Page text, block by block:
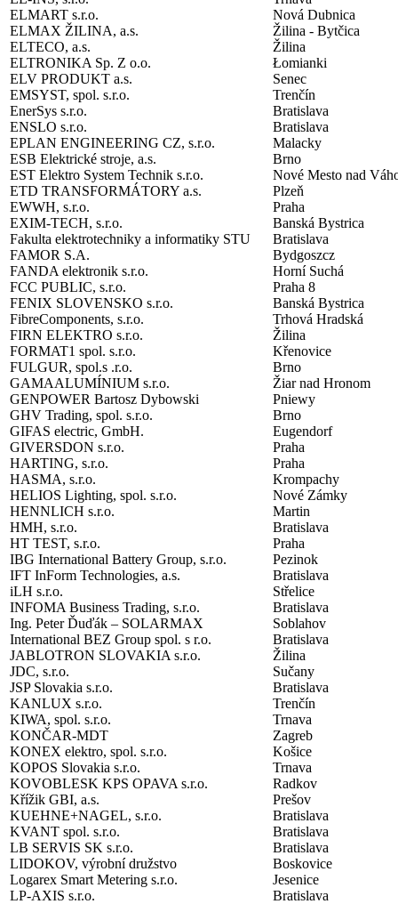
ELMART s.r.o.
Nová Dubnica
ELMAX ŽILINA, a.s.
Žilina - Bytčica
ELTECO, a.s.
Žilina
ELTRONIKA Sp. Z o.o.
Łomianki
ELV PRODUKT a.s.
Senec
EMSYST, spol. s.r.o.
Trenčín
EnerSys s.r.o.
Bratislava
ENSLO s.r.o.
Bratislava
EPLAN ENGINEERING CZ, s.r.o.
ESB Elektrické stroje, a.s.
Brno
EST Elektro System Technik s.r.o.
Nové Mesto nad
ETD TRANSFORMÁTORY a.s.
Plzeň
EWWH, s.r.o.
Praha
EXIM-TECH, s.r.o.
Banská Bystrica
Fakulta elektrotechniky a informatiky STU
Bratislava
FAMOR S.A.
Bydgoszcz
FANDA elektronik s.r.o.
Horní Suchá
FCC PUBLIC, s.r.o.
Praha 8
FENIX SLOVENSKO s.r.o.
Banská Bystrica
FibreComponents, s.r.o.
Trhová Hradská
FIRN ELEKTRO s.r.o.
Žilina
FORMAT1 spol. s.r.o.
Křenovice
FULGUR, spol.s .r.o.
Brno
GAMAALUMÍNIUM s.r.o.
Žiar nad Hronom
GENPOWER Bartosz Dybowski
Pniewy
GHV Trading, spol. s.r.o.
Brno
GIFAS electric, GmbH.
Eugendorf
GIVERSDON s.r.o.
Praha
HARTING, s.r.o.
Praha
HASMA, s.r.o.
Krompachy
HELIOS Lighting, spol. s.r.o.
Nové Zámky
HENNLICH s.r.o.
Martin
HMH, s.r.o.
Bratislava
HT TEST, s.r.o.
Praha
IBG International Battery Group, s.r.o.
Pezinok
IFT InForm Technologies, a.s.
Bratislava
iLH s.r.o.
Střelice
INFOMA Business Trading, s.r.o.
Bratislava
Ing. Peter Ďuďák – SOLARMAX
Soblahov
International BEZ Group spol. s r.o.
Bratislava
JABLOTRON SLOVAKIA s.r.o.
Žilina
JDC, s.r.o.
Sučany
JSP Slovakia s.r.o.
Bratislava
KANLUX s.r.o.
Trenčín
KIWA, spol. s.r.o.
Trnava
KONČAR-MDT
Zagreb
KONEX elektro, spol. s.r.o.
Košice
KOPOS Slovakia s.r.o.
Trnava
KOVOBLESK KPS OPAVA s.r.o.
Radkov
Křížik GBI, a.s.
Prešov
KUEHNE+NAGEL, s.r.o.
Bratislava
KVANT spol. s.r.o.
Bratislava
LB SERVIS SK s.r.o.
Bratislava
LIDOKOV, výrobní družstvo
Boskovice
Logarex Smart Metering s.r.o.
Jesenice
LP-AXIS s.r.o.
Bratislava